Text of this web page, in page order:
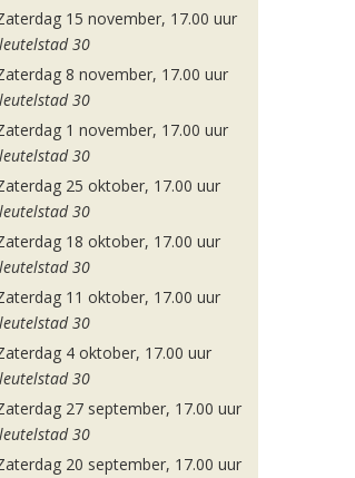
15 november, 17.00 uur
30
8 november, 17.00 uur
30
1 november, 17.00 uur
30
25 oktober, 17.00 uur
30
18 oktober, 17.00 uur
30
11 oktober, 17.00 uur
30
4 oktober, 17.00 uur
30
27 september, 17.00 uur
30
20 september, 17.00 uur